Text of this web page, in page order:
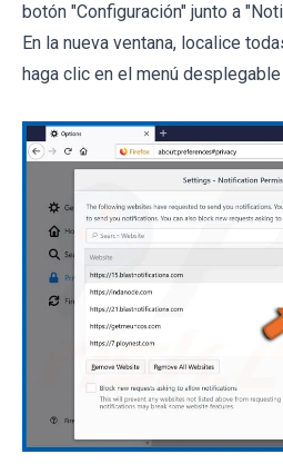
botón "Configuración" junto a
En la nueva ventana, localice
haga clic en el menú